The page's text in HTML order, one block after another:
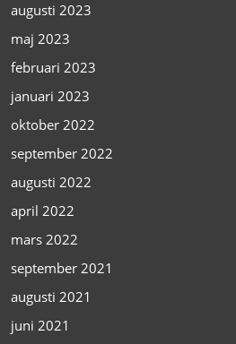
augusti 2023
maj 2023
februari 2023
januari 2023
oktober 2022
september 2022
augusti 2022
april 2022
mars 2022
september 2021
augusti 2021
juni 2021